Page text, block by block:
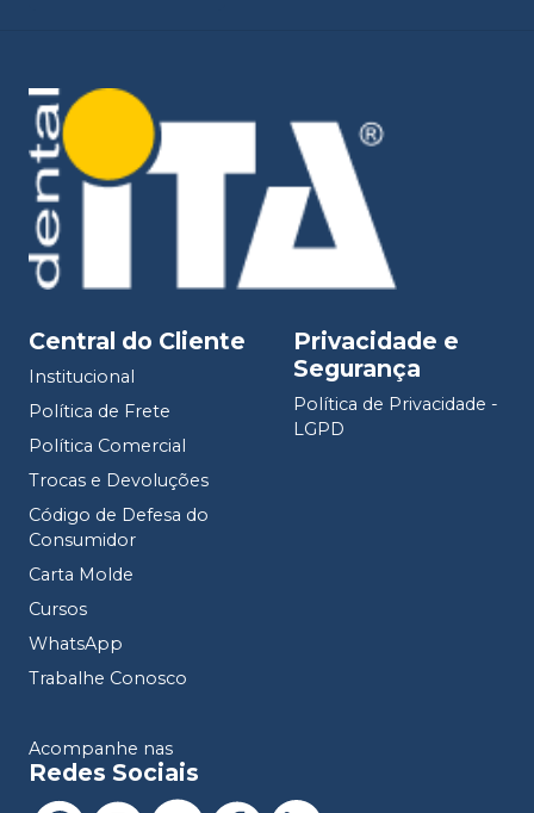
Central do Cliente
Institucional
Política de Frete
Política Comercial
Trocas e Devoluções
Código de Defesa do
Consumidor
Carta Molde
Cursos
WhatsApp
Trabalhe Conosco
Privacidade e
Segurança
Política de Privacidade -
LGPD
Acompanhe nas
Redes Sociais